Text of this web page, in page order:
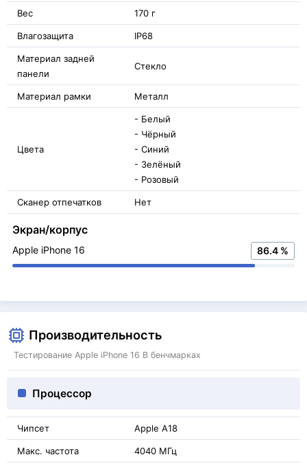
Вес 170 г
Влагозащита IP68
Материал задней
панели
Стекло
Материал рамки Металл
Цвета
- Белый
- Чёрный
- Синий
- Зелёный
- Розовый
Сканер отпечатков Нет
Экран/корпус
Apple iPhone 16 86.4 %
Производительность
Тестирование Apple iPhone 16 В бенчмарках
Процессор
Чипсет Apple A18
Макс. частота 4040 МГц